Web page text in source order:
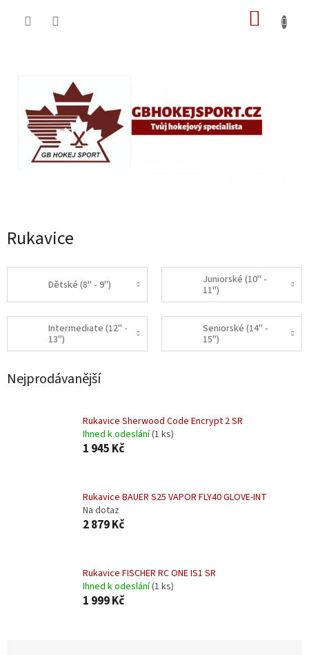
Rukavice
Dětské (8" - 9")
Juniorské (10" -
11")
Intermediate (12" -
13")
Seniorské (14" -
15")
Nejprodávanější
Rukavice Sherwood Code Encrypt 2 SR
Ihned k odeslání(1 ks)
1 945 Kč
Rukavice BAUER S25 VAPOR FLY40 GLOVE-INT
Na dotaz
2 879 Kč
Rukavice FISCHER RC ONE IS1 SR
Ihned k odeslání(1 ks)
1 999 Kč